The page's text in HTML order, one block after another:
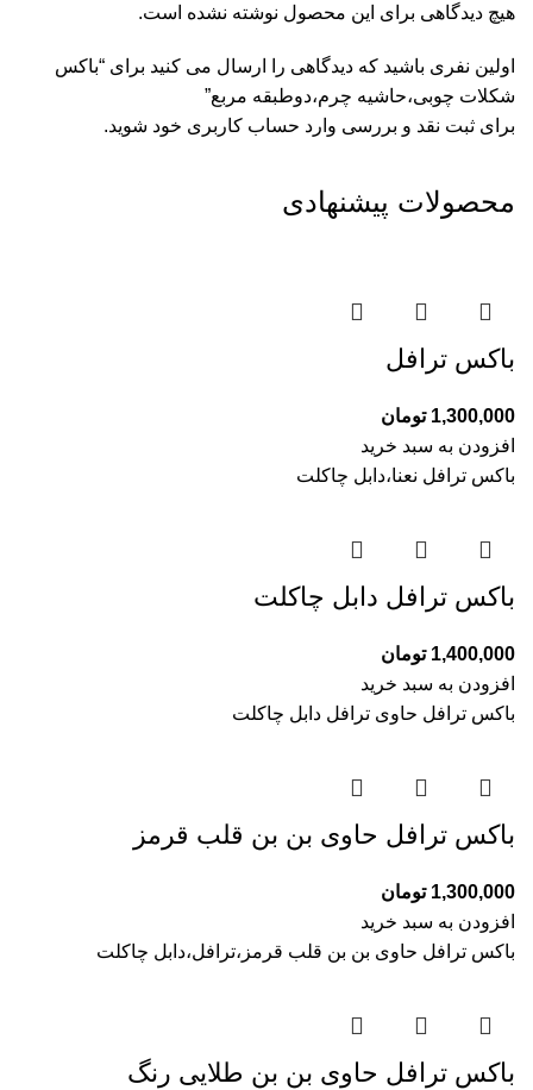
هیچ دیدگاهی برای این محصول نوشته نشده است.
اولین نفری باشید که دیدگاهی را ارسال می کنید برای “باکس
شکلات چوبی،حاشیه چرم،دوطبقه مربع”
برای ثبت نقد و بررسی وارد حساب کاربری خود شوید.
محصولات پیشنهادی
باکس ترافل
1,300,000 تومان
افزودن به سبد خرید
باکس ترافل نعنا،دابل چاکلت
باکس ترافل دابل چاکلت
1,400,000 تومان
افزودن به سبد خرید
باکس ترافل حاوی ترافل دابل چاکلت
باکس ترافل حاوی بن بن قلب قرمز
1,300,000 تومان
افزودن به سبد خرید
باکس ترافل حاوی بن بن قلب قرمز،ترافل،دابل چاکلت
باکس ترافل حاوی بن بن طلایی رنگ